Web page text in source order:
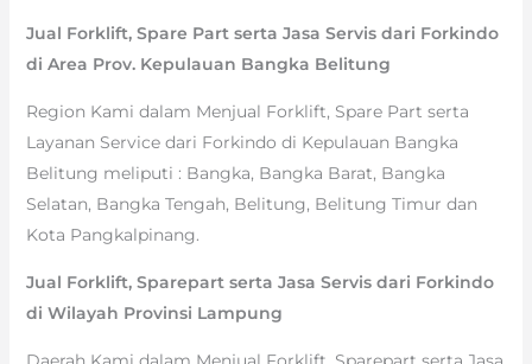
Jual Forklift, Spare Part serta Jasa Servis dari Forkindo
di Area Prov. Kepulauan Bangka Belitung
Region Kami dalam Menjual Forklift, Spare Part serta
Layanan Service dari Forkindo di Kepulauan Bangka
Belitung meliputi : Bangka, Bangka Barat, Bangka
Selatan, Bangka Tengah, Belitung, Belitung Timur dan
Kota Pangkalpinang.
Jual Forklift, Sparepart serta Jasa Servis dari Forkindo
di Wilayah Provinsi Lampung